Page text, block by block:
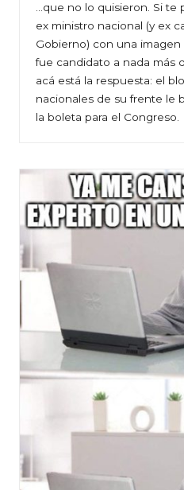
…que no lo quisieron. Si
ex ministro nacional (y ex
Gobierno) con una
fue candidato a nada más
acá está la respuesta: el
nacionales de su frente le
la boleta para el Congreso.